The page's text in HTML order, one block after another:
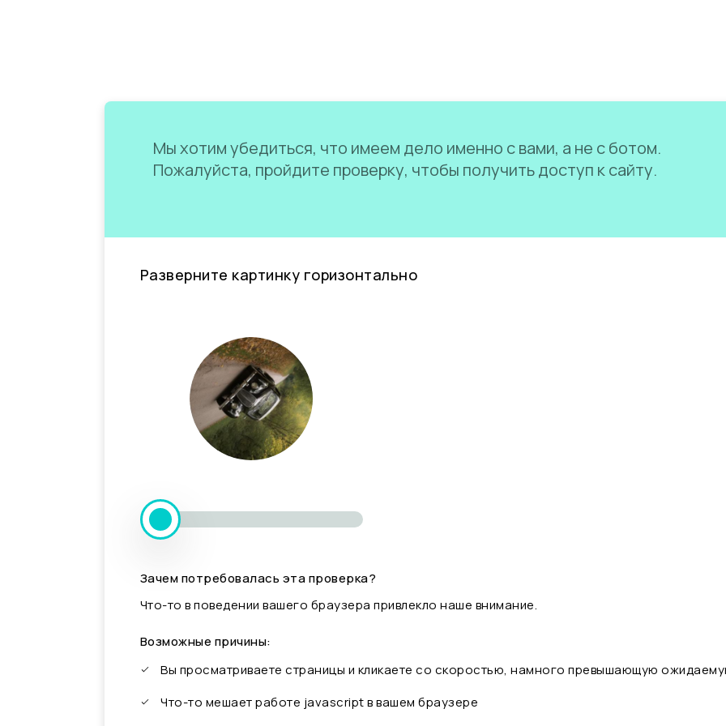
Мы хотим убедиться, что имеем дело именно с вами, а не с ботом.
Пожалуйста, пройдите проверку, чтобы получить доступ к сайту.
Разверните картинку горизонтально
Зачем потребовалась эта проверка?
Что-то в поведении вашего браузера привлекло наше внимание.
Возможные причины:
Вы просматриваете страницы и кликаете со скоростью, намного превышающую
Что-то мешает работе javascript в вашем браузере